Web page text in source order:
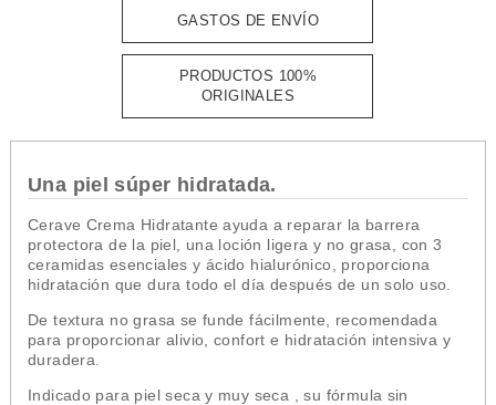
GASTOS DE ENVÍO
PRODUCTOS 100%
ORIGINALES
Una piel súper hidratada.
Cerave Crema Hidratante ayuda a reparar la barrera
protectora de la piel, una loción ligera y no grasa, con 3
ceramidas esenciales y ácido hialurónico, proporciona
hidratación que dura todo el día después de un solo uso.
De textura no grasa se funde fácilmente, recomendada
para proporcionar alivio, confort e hidratación intensiva y
duradera.
Indicado para piel seca y muy seca , su fórmula sin